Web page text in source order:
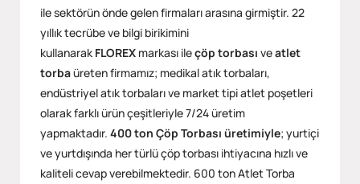
ile sektörün önde gelen firmaları arasına girmiştir. 22
yıllık tecrübe ve bilgi birikimini
kullanarak FLOREX markası ileçöp torbası veatlet
torbaüreten firmamız; medikal atık torbaları,
endüstriyel atık torbaları ve market tipi atlet poşetleri
olarak farklı ürün çeşitleriyle 7/24 üretim
yapmaktadır. 400 ton Çöp Torbası üretimiyle; yurtiçi
ve yurtdışında her türlü çöp torbası ihtiyacına hızlı ve
kaliteli cevap verebilmektedir. 600 ton Atlet Torba